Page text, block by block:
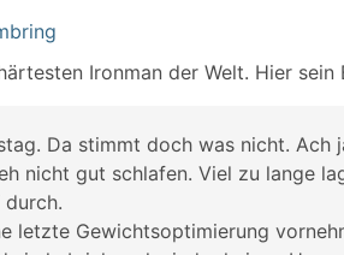
Ironman der Welt. Hier sein
Da stimmt doch was nicht. Ach
nicht gut schlafen. Viel zu lange
durch.
letzte Gewichtsoptimierung